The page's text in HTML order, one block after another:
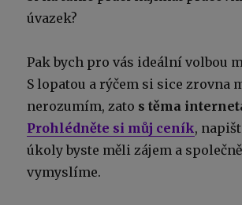
úvazek?
Pak bych pro vás ideální volbou
S lopatou a rýčem si sice zrovna
nerozumím, zato s těma
Prohlédněte si můj ceník,
úkoly byste měli zájem a
vymyslíme.